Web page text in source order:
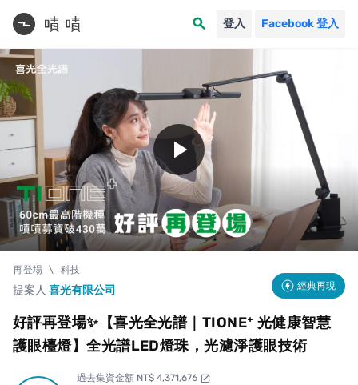
search 登入 Facebook 登入
play_arrow
再登場 \ 科技
提案人 喜光有限公司 經典再現
好評再登場✨【喜光全光譜｜TIONE⁺ 光健康智慧
護眼檯燈】全光譜LED燈珠，光濾淨護眼技術
過去集資金額 NT$ 4,371,676 open_in_new